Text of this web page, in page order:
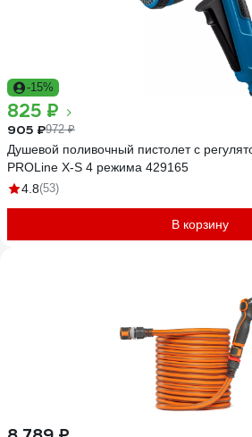
-15%
825 ₽
905 ₽972 ₽
Душевой поливочный пистолет с
PROLine X-S 4 режима 429165
4.8(53)
В корзину